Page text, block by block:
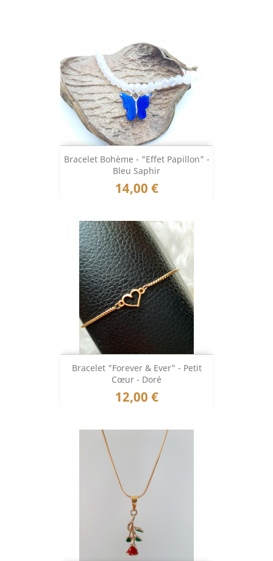
Bracelet Bohème - "Effet Papillon" -
Bleu Saphir
Prix
14,00 €
Bracelet "Forever & Ever" - Petit
Cœur - Doré
Prix
12,00 €